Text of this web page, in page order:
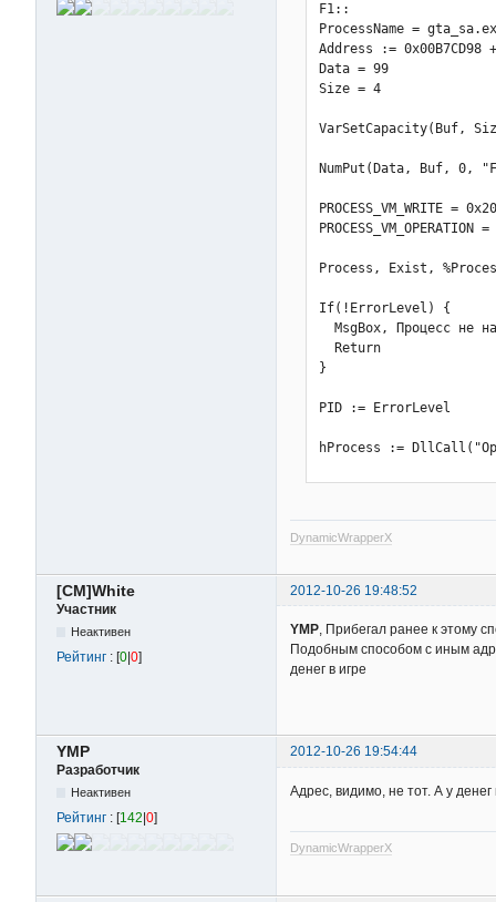
F1::
ProcessName =
Address := 0x00B7CD98
Data = 99
Size =
NumPut(Data, Buf,
PROCESS_VM_OPERATION
Process, Exist,
If(!ErrorLevel) {
MsgBox, Процесс не
  Return
}
PID :=
hProcess :=
  Return
Ret :=
If(!Ret) {
MsgBox, Не удалось
Return
DynamicWrapperX
[CM]White
2012-10-26 19:48:52
Участник
Неактивен
Рейтинг : [0 0]
YMP, Прибегал ранее к этому
Подобным способом с иным
денег в игре
YMP
2012-10-26 19:54:44
Разработчик
Неактивен
Рейтинг : [142 0]
Адрес, видимо, не тот. А у денег
DynamicWrapperX